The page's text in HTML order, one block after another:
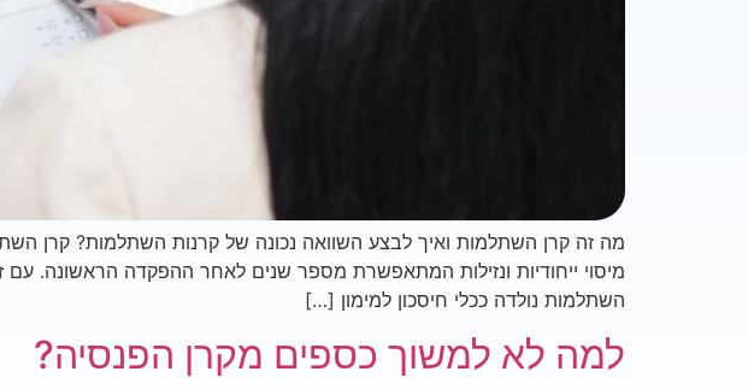
מה זה קרן השתלמות ואיך לבצע השוואה נכונה של קרנות השתלמות? קרן
מיסוי ייחודיות ונזילות המתאפשרת מספר שנים לאחר ההפקדה הראשונה. עם
השתלמות נולדה ככלי חיסכון למימון […]
למה לא למשוך כספים מקרן הפנסיה?